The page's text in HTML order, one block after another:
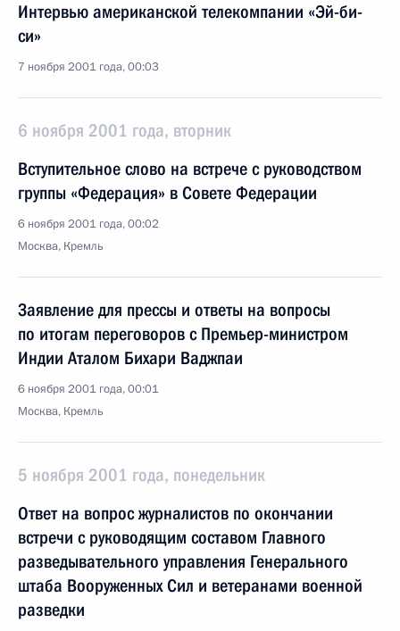
Интервью американской телекомпании «Эй-би-
си»
7 ноября 2001 года, 00:03
6 ноября 2001 года, вторник
Вступительное слово на встрече с руководством
группы «Федерация» в Совете Федерации
6 ноября 2001 года, 00:02
Москва, Кремль
Заявление для прессы и ответы на вопросы
по итогам переговоров с Премьер-министром
Индии Аталом Бихари Ваджпаи
6 ноября 2001 года, 00:01
Москва, Кремль
5 ноября 2001 года, понедельник
Ответ на вопрос журналистов по окончании
встречи с руководящим составом Главного
разведывательного управления Генерального
штаба Вооруженных Сил и ветеранами военной
разведки